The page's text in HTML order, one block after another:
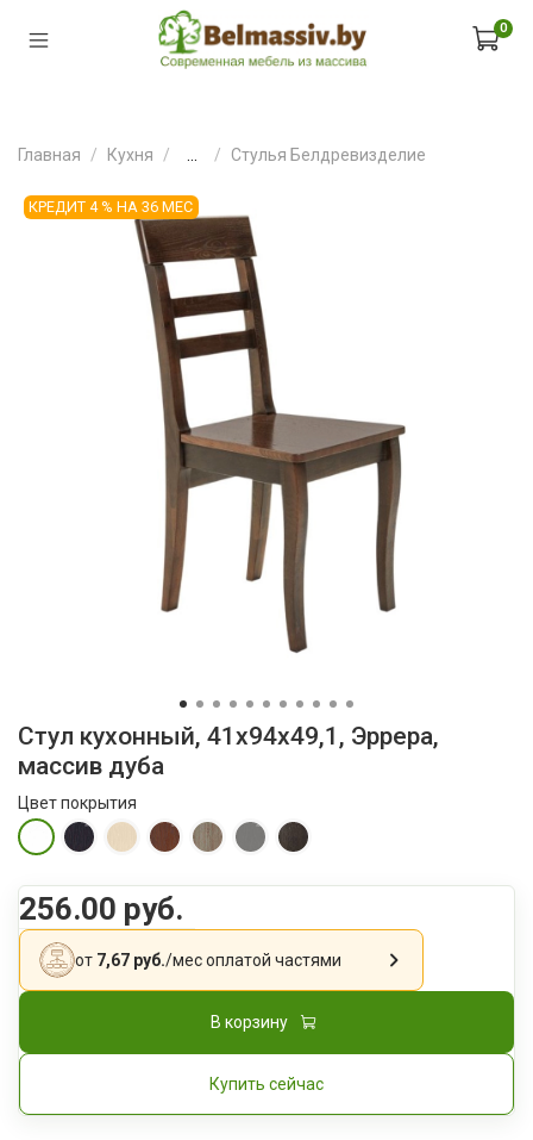
0
Главная Кухня Стулья Белдревизделие
КРЕДИТ 4 % НА 36 МЕС
Стул кухонный, 41х94х49,1, Эррера,
массив дуба
Цвет покрытия
256.00 руб.
от 7,67 руб./месоплатой частями
В корзину
Купить сейчас